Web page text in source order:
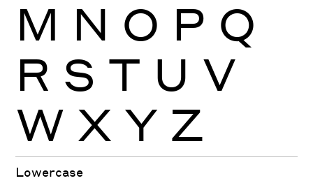
M N O P Q
R S T U V
W X Y Z
Lowercase